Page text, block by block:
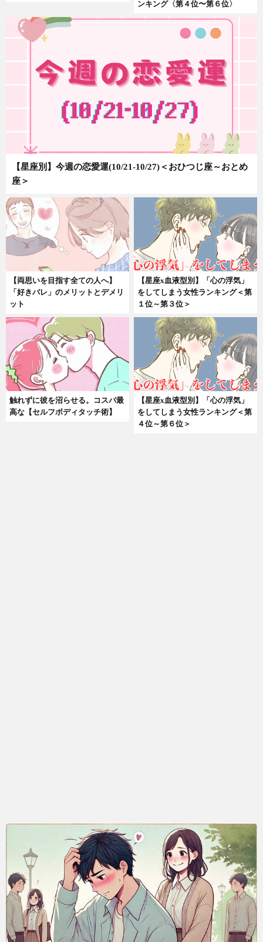
ンキング〈第４位〜第６位〉
【星座別】今週の恋愛運(10/21-10/27)＜おひつじ座～おとめ
座＞
【両思いを目指す全ての人へ】
「好きバレ」のメリットとデメリ
ット
【星座x血液型別】「心の浮気」
をしてしまう女性ランキング＜第
１位～第３位＞
触れずに彼を沼らせる。コスパ最
高な【セルフボディタッチ術】
【星座x血液型別】「心の浮気」
をしてしまう女性ランキング＜第
４位～第６位＞